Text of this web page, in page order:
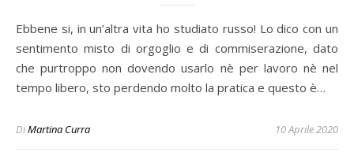
Ebbene si, in un’altra vita ho studiato russo! Lo dico con un
sentimento misto di orgoglio e di commiserazione, dato
che purtroppo non dovendo usarlo nè per lavoro nè nel
tempo libero, sto perdendo molto la pratica e questo è…
DiMartina Curra 10 Aprile 2020